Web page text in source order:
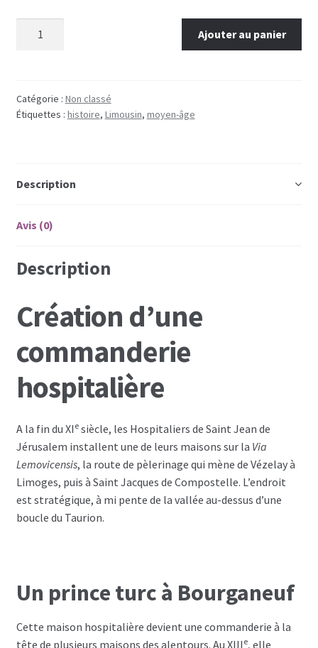
quantité de Bourganeuf et les Hospitaliers - XIIe XVIIIe
Ajouter au panier
Catégorie : Non classé
Étiquettes : histoire, Limousin, moyen-âge
Description
Avis (0)
Description
Création d’une
commanderie
hospitalière
A la fin du XI esiècle, les Hospitaliers de Saint Jean de
Jérusalem installent une de leurs maisons sur la Via
Lemovicensis, la route de pèlerinage qui mène de Vézelay à
Limoges, puis à Saint Jacques de Compostelle. L’endroit
est stratégique, à mi pente de la vallée au-dessus d’une
boucle du Taurion.
Un prince turc à Bourganeuf
Cette maison hospitalière devient une commanderie à la
tête de plusieurs maisons des alentours. Au XIII e, elle